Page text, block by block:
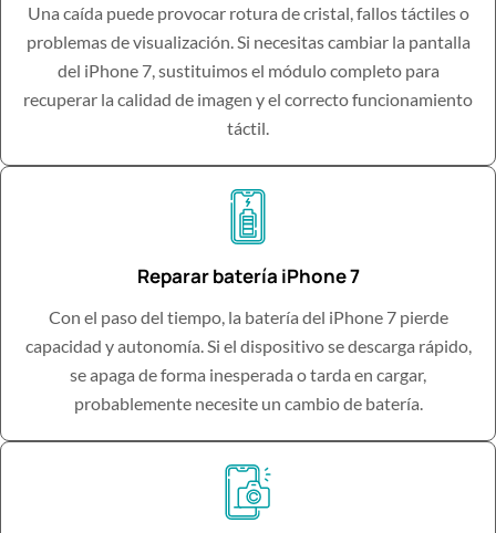
Una caída puede provocar rotura de cristal, fallos táctiles o
problemas de visualización. Si necesitas cambiar la pantalla
del iPhone 7, sustituimos el módulo completo para
recuperar la calidad de imagen y el correcto funcionamiento
táctil.
Reparar batería iPhone 7
Con el paso del tiempo, la batería del iPhone 7 pierde
capacidad y autonomía. Si el dispositivo se descarga rápido,
se apaga de forma inesperada o tarda en cargar,
probablemente necesite un cambio de batería.